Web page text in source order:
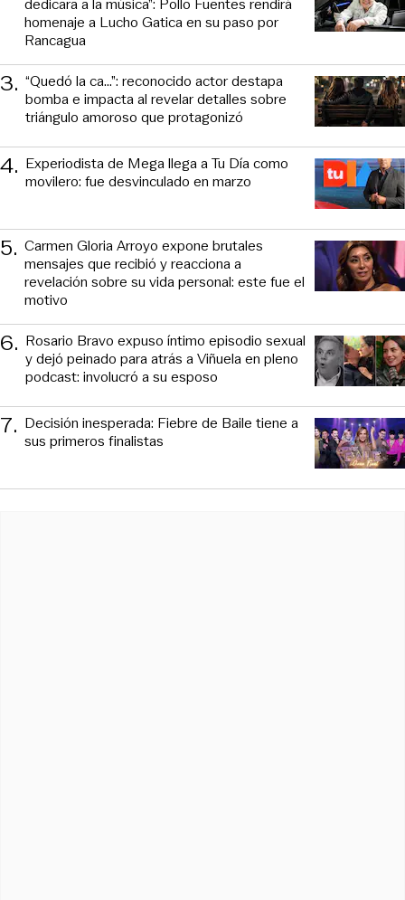
dedicara a la música”: Pollo Fuentes rendirá
homenaje a Lucho Gatica en su paso por
Rancagua
3. “Quedó la ca...”: reconocido actor destapa
bomba e impacta al revelar detalles sobre
triángulo amoroso que protagonizó
4. Experiodista de Mega llega a Tu Día como
movilero: fue desvinculado en marzo
5. Carmen Gloria Arroyo expone brutales
mensajes que recibió y reacciona a
revelación sobre su vida personal: este fue el
motivo
6. Rosario Bravo expuso íntimo episodio sexual
y dejó peinado para atrás a Viñuela en pleno
podcast: involucró a su esposo
7. Decisión inesperada: Fiebre de Baile tiene a
sus primeros finalistas